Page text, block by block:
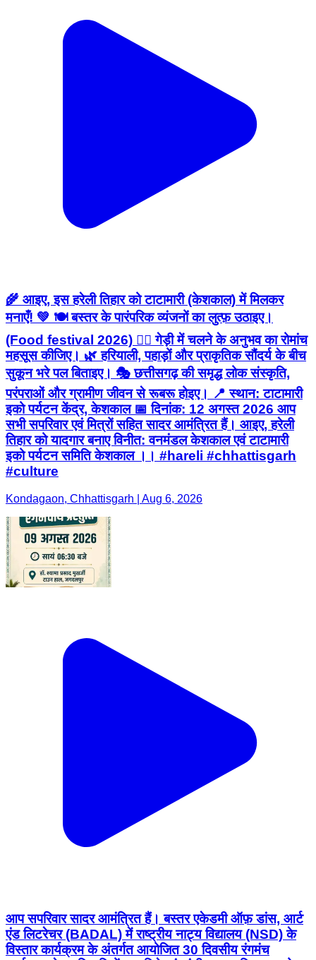
🌾 आइए, इस हरेली तिहार को टाटामारी (केशकाल) में मिलकर
सुकून भरे पल बिताइए। 🎭 छत्तीसगढ़ की समृद्ध लोक संस्कृति,
परंपराओं और ग्रामीण जीवन से रूबरू होइए। 📍 स्थान: टाटामारी
इको पर्यटन केंद्र, केशकाल 📅 दिनांक: 12 अगस्त 2026 आप
सभी सपरिवार एवं मित्रों सहित सादर आमंत्रित हैं। आइए, हरेली
तिहार को यादगार बनाए विनीत: वनमंडल केशकाल एवं टाटामारी
इको पर्यटन समिति केशकाल ।। #hareli #chhattisgarh
#culture
Kondagaon, Chhattisgarh | Aug 6, 2026
आप सपरिवार सादर आमंत्रित हैं। बस्तर एकेडमी ऑफ़ डांस, आर्ट
श्यामा प्रसाद मुखर्जी टाउन हॉल, जगदलपुर आइए, युवा कलाकारों
का उत्साहवर्धन करें। Bastar District